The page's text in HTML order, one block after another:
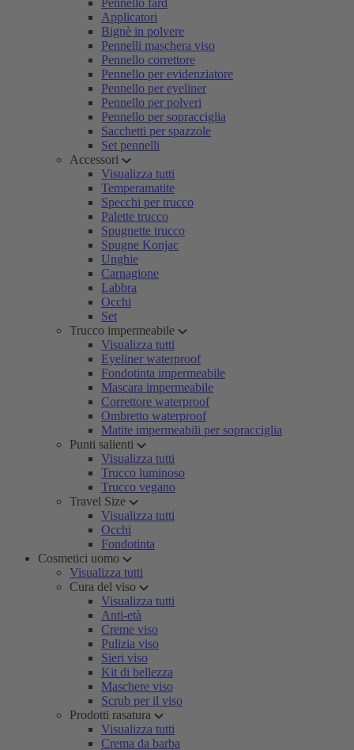
Pennello fard
Applicatori
Bignè in polvere
Pennelli maschera viso
Pennello correttore
Pennello per evidenziatore
Pennello per eyeliner
Pennello per polveri
Pennello per sopracciglia
Sacchetti per spazzole
Set pennelli
Accessori
Visualizza tutti
Temperamatite
Specchi per trucco
Palette trucco
Spugnette trucco
Spugne Konjac
Unghie
Carnagione
Labbra
Occhi
Set
Trucco impermeabile
Visualizza tutti
Eyeliner waterproof
Fondotinta impermeabile
Mascara impermeabile
Correttore waterproof
Ombretto waterproof
Matite impermeabili per sopracciglia
Punti salienti
Visualizza tutti
Trucco luminoso
Trucco vegano
Travel Size
Visualizza tutti
Occhi
Fondotinta
Cosmetici uomo
Visualizza tutti
Cura del viso
Visualizza tutti
Anti-età
Creme viso
Pulizia viso
Sieri viso
Kit di bellezza
Maschere viso
Scrub per il viso
Prodotti rasatura
Visualizza tutti
Crema da barba